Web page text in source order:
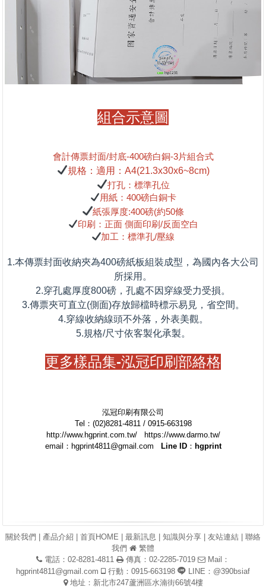
組合示意圖
會計傳票封面/封底-400磅白銅-3片組合式
規格 ： 適用：A4(21.3x30x6~8cm)
打孔：標準孔位
用紙： 400磅白銅卡
紙張厚度:400磅(約50條
印刷：正面 側面印刷/反面空白
加工：標準孔/壓線
1.本傳票封面收納夾為400磅紙板組裝成型，為國內各大公司
所採用。
2.穿孔處厚度800磅，孔處不因穿線受力受損。
3.傳票夾可直立(側面)存放歸檔時標示易見，省空間。
4.穿線收納線頭不外落，外表美觀。
5.規格/尺寸依客製化承製。
更多樣品集-泓冠印刷部絡格
泓冠印刷有限公司
Tel：(02)8281-4811 / 0915-663198
http://www.hgprint.com.tw/ https://www.darmo.tw/
email：hgprint4811@gmail.com Line ID：hgprint
關於我們 | 產品介紹 | 首頁HOME | 最新訊息 | 知識與分享 | 友站連結 | 聯絡
我們
繁體
電話：02-8281-4811
傳真：02-2285-7019
Mail：
hgprint4811@gmail.com
行動：0915-663198
LINE：@390bsiaf
地址：新北市247蘆洲區水湳街66號4樓